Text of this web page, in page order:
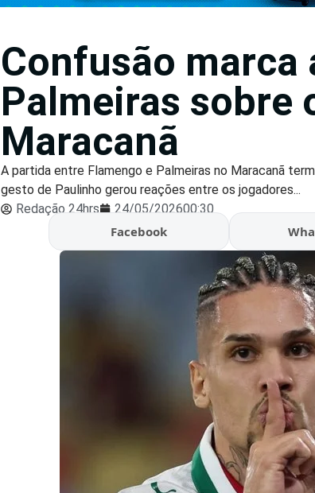
Confusão marca
Palmeiras sobre
Maracanã
A partida entre Flamengo e Palmeiras no Maracanã
gesto de Paulinho gerou reações entre os jogadores...
Redação 24hrs
24/05/202600:30
Facebook